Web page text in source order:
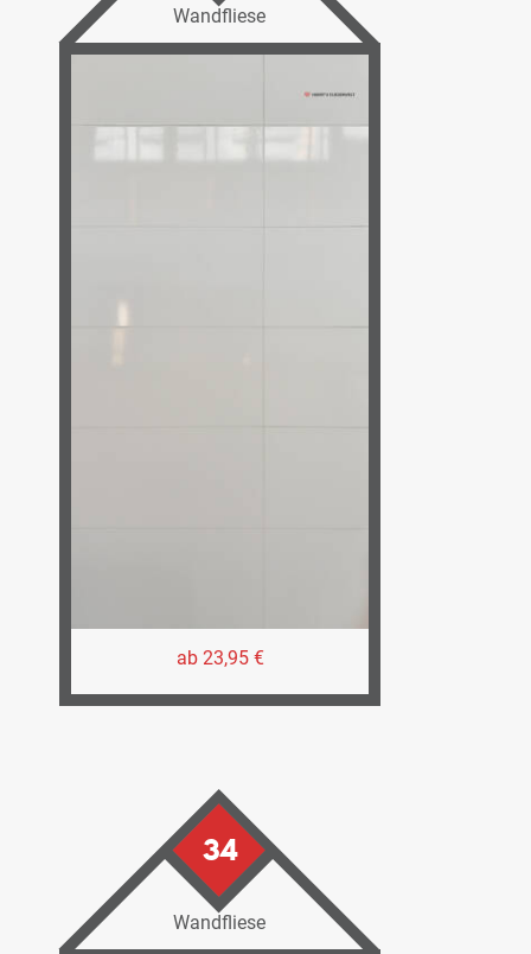
Wandfliese
ab 23,95 €
34
Wandfliese